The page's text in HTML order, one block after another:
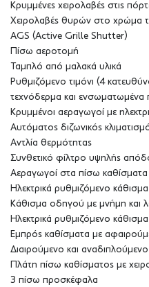
Κρυμμένες χειρολαβές στις
Χειρολαβές θυρών στο χρώμα
AGS (Active Grille Shutter)
Πίσω αεροτομή
Ταμπλό από μαλακά υλικά
Ρυθμιζόμενο τιμόνι (4
τεχνόδερμα και ενσωματωμένα
Κρυμμένοι αεραγωγοί με
Αυτόματος διζωνικός
Αντλία θερμότητας
Συνθετικό φίλτρο υψηλής
Αεραγωγοί στα πίσω καθίσματα
Ηλεκτρικά ρυθμιζόμενο
Κάθισμα οδηγού με μνήμη και
Ηλεκτρικά ρυθμιζόμενο
Εμπρός καθίσματα με
Διαιρούμενο και
Πλάτη πίσω καθίσματος με
3 πίσω προσκέφαλα